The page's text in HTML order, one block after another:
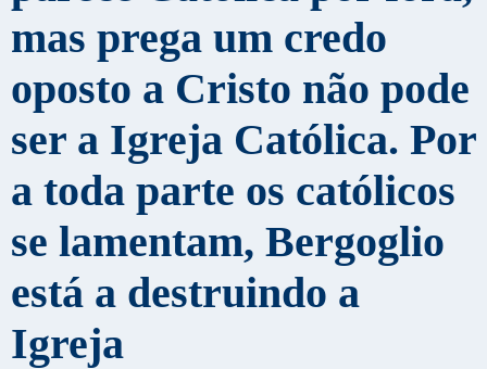
mas prega um credo
oposto a Cristo não pode
ser a Igreja Católica. Por
a toda parte os católicos
se lamentam, Bergoglio
está a destruindo a
Igreja